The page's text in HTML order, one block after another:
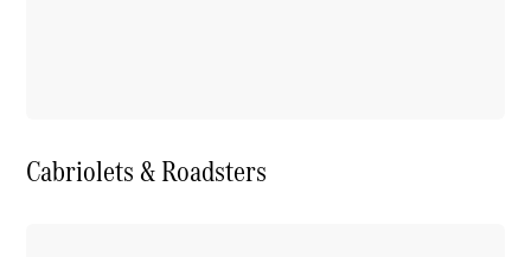
Cabriolets & Roadsters